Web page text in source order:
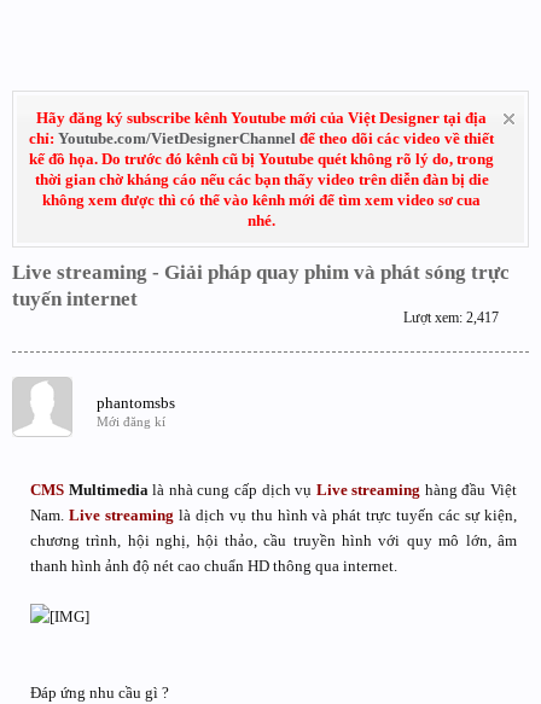
Hãy đăng ký subscribe kênh Youtube mới của Việt Designer tại địa
chỉ: Youtube.com/VietDesignerChannel để theo dõi các video về thiết
kế đồ họa. Do trước đó kênh cũ bị Youtube quét không rõ lý do, trong
thời gian chờ kháng cáo nếu các bạn thấy video trên diễn đàn bị die
không xem được thì có thể vào kênh mới để tìm xem video sơ cua
nhé.
Live streaming - Giải pháp quay phim và phát sóng trực
tuyến internet
Lượt xem: 2,417
phantomsbs
Mới đăng kí
CMS Multimedialà nhà cung cấp dịch vụ Live streaming hàng đầu Việt
Nam. Live streaming là dịch vụ thu hình và phát trực tuyến các sự kiện,
chương trình, hội nghị, hội thảo, cầu truyền hình với quy mô lớn, âm
thanh hình ảnh độ nét cao chuẩn HD thông qua internet.
Đáp ứng nhu cầu gì ?